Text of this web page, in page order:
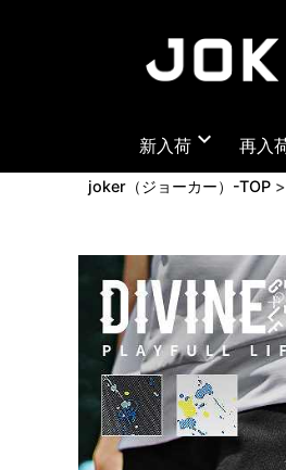
新入荷 expand_more 再入
joker（ジョーカー）-TOP